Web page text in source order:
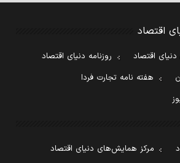
اقتصاد
اقتصاد
روزنامه دنیای اقتصاد
هفته نامه تجارت فردا
مرکز همایش‌های دنیای اقتصاد